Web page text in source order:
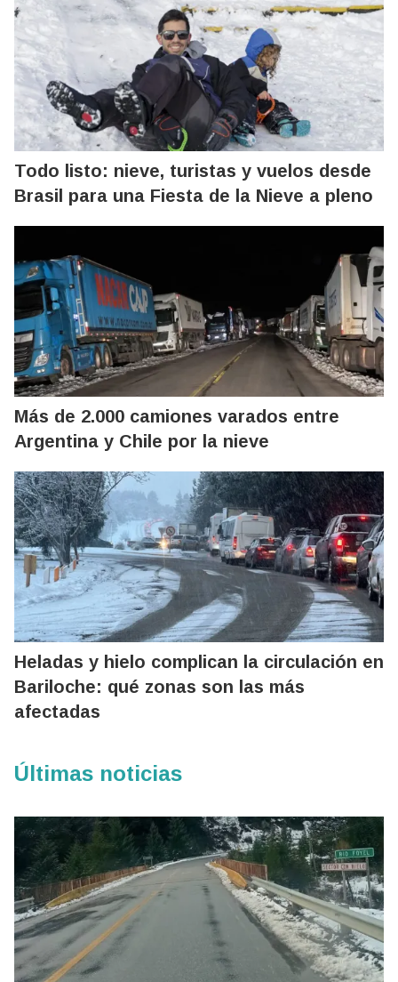
Todo listo: nieve, turistas y vuelos desde
Brasil para una Fiesta de la Nieve a pleno
Más de 2.000 camiones varados entre
Argentina y Chile por la nieve
Heladas y hielo complican la circulación en
Bariloche: qué zonas son las más
afectadas
Últimas noticias